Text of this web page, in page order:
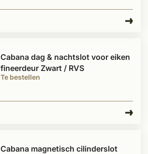
Te bestellen
Cabana dag & nachtslot voor eiken
fineerdeur Zwart / RVS
Cabana magnetisch cilinderslot